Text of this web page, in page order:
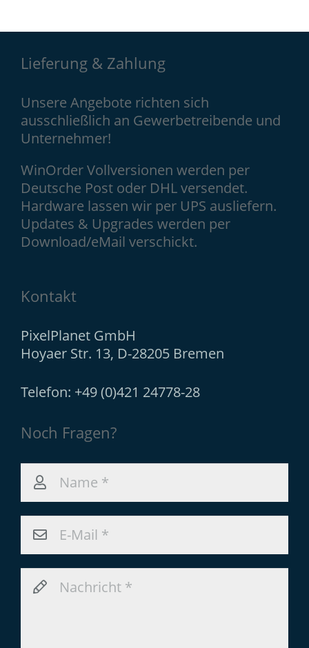
Lieferung & Zahlung
Unsere Angebote richten sich
ausschließlich an Gewerbetreibende und
Unternehmer!
WinOrder Vollversionen werden per
Deutsche Post oder DHL versendet.
Hardware lassen wir per UPS ausliefern.
Updates & Upgrades werden per
Download/eMail verschickt.
Kontakt
PixelPlanet GmbH
Hoyaer Str. 13, D-28205 Bremen
Telefon: +49 (0)421 24778-28
Noch Fragen?